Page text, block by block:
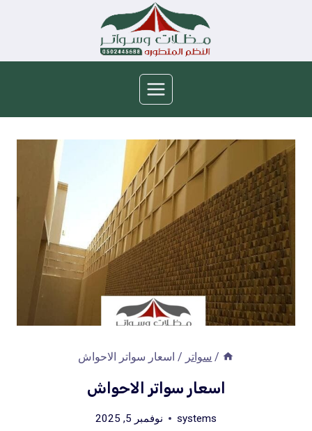
/ سواتر / اسعار سواتر الاحواش
اسعار سواتر الاحواش
systems نوفمبر 5, 2025